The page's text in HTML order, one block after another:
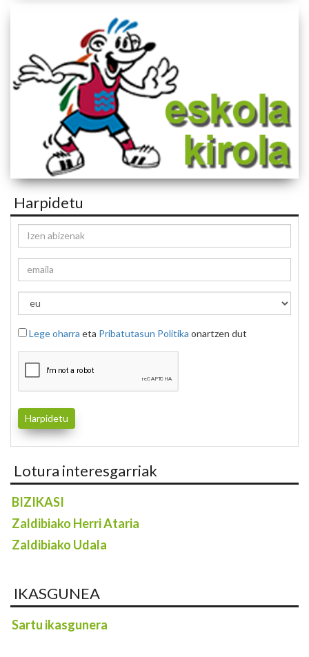
Harpidetu
Lege oharra eta Pribatutasun Politika onartzen dut
Lotura interesgarriak
BIZIKASI
Zaldibiako Herri Ataria
Zaldibiako Udala
IKASGUNEA
Sartu ikasgunera